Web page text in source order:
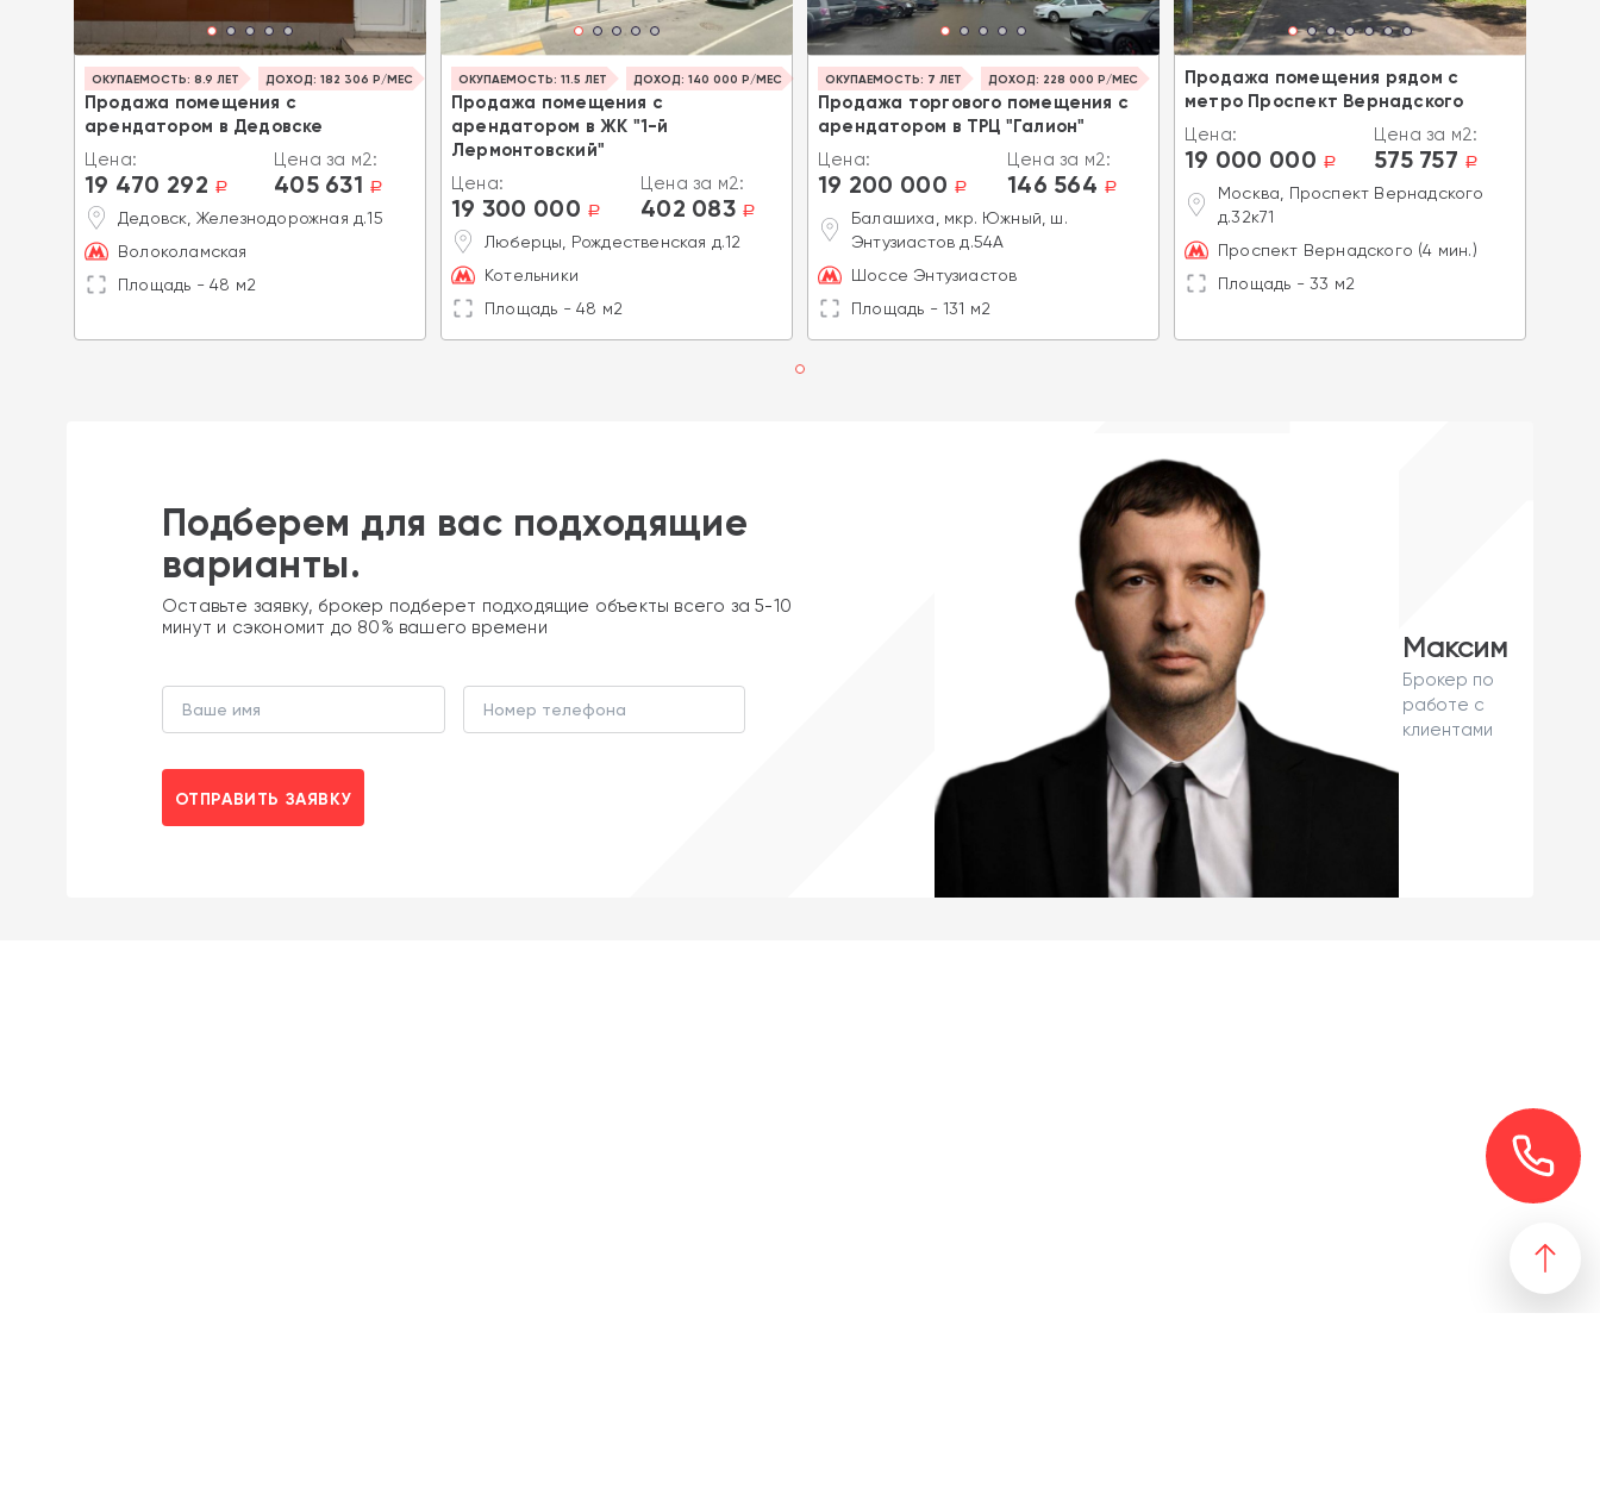
ОКУПАЕМОСТЬ: 8.9 ЛЕТ ДОХОД: 182 306 Р/МЕС
Продажа помещения с
арендатором в Дедовске
Цена:
19 470 292 a
Цена за м2:
405 631 a
Дедовск, Железнодорожная д.15
Волоколамская
Площадь - 48 м2
ОКУПАЕМОСТЬ: 11.5 ЛЕТ ДОХОД: 140 000 Р/МЕС
Продажа помещения с
арендатором в ЖК "1-й
Лермонтовский"
Цена:
19 300 000 a
Цена за м2:
402 083 a
Люберцы, Рождественская д.12
Котельники
Площадь - 48 м2
ОКУПАЕМОСТЬ: 7 ЛЕТ ДОХОД: 228 000 Р/МЕС
Продажа торгового помещения с
арендатором в ТРЦ "Галион"
Цена:
19 200 000 a
Цена за м2:
146 564 a
Балашиха, мкр. Южный, ш.
Энтузиастов д.54А
Шоссе Энтузиастов
Площадь - 131 м2
Продажа помещения рядом с
метро Проспект Вернадского
Цена:
19 000 000 a
Цена за м2:
575 757 a
Москва, Проспект Вернадского
д.32к71
Проспект Вернадского (4 мин.)
Площадь - 33 м2
Подберем для вас подходящие
варианты.
Оставьте заявку, брокер подберет подходящие объекты всего за 5-10
минут и сэкономит до 80% вашего времени
ОТПРАВИТЬ ЗАЯВКУ
Максим
Брокер по
работе с
клиентами